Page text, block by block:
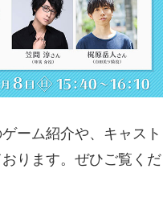
ゲーム紹介や、キャスト
ります。ぜひご覧くだ